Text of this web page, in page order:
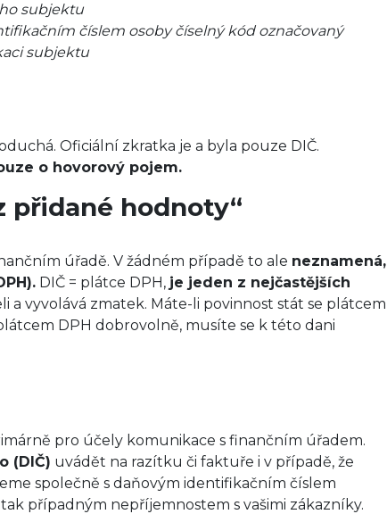
subjektu
číslem osoby číselný kód označovaný
subjektu
Oficiální zkratka je a byla pouze DIČ.
o hovorový pojem.
přidané hodnoty“
úřadě. V žádném případě to ale neznamená,
DIČ = plátce DPH, je jeden z nejčastějších
a vyvolává zmatek. Máte-li povinnost stát se plátcem
DPH dobrovolně, musíte se k této dani
pro účely komunikace s finančním úřadem.
(DIČ) uvádět na razítku či faktuře i v případě, že
společně s daňovým identifikačním číslem
případným nepříjemnostem s vašimi zákazníky.